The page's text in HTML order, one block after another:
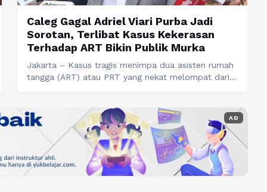
Caleg Gagal Adriel Viari Purba Jadi
Sorotan, Terlibat Kasus Kekerasan
Terhadap ART Bikin Publik Murka
Jakarta – Kasus tragis menimpa dua asisten rumah
tangga (ART) atau PRT yang nekat melompat dari
publik karena fakta baru terungkap. Salah satu
korban meninggal dunia, sementara yang lain
mengalami patah tulang. Adriel Viari Purba, seorang
pengacara sekaligus content creator yang juga ...
Baca Selengkapnya
AD